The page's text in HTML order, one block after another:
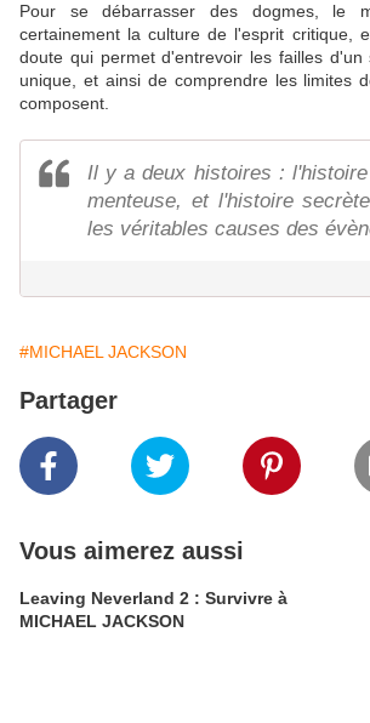
Pour se débarrasser des dogmes, le
certainement la culture de l'esprit critique,
doute qui permet d'entrevoir les failles d'un
unique, et ainsi de comprendre les limites
composent.
Il y a deux histoires :
menteuse, et l'histoire
les véritables causes des
#MICHAEL JACKSON
Partager
Vous aimerez aussi
Leaving Neverland 2 : Survivre à
MICHAEL JACKSON